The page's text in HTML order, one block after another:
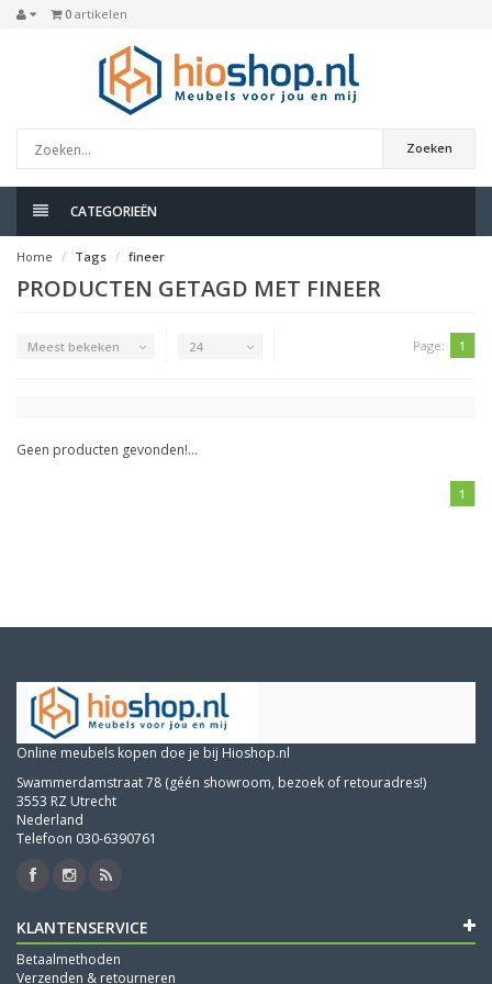
0 artikelen
Zoeken
CATEGORIEËN
Home Tags fineer
PRODUCTEN GETAGD MET FINEER
Meest bekeken 24 Page: 1
Geen producten gevonden!...
1
Online meubels kopen doe je bij Hioshop.nl
Swammerdamstraat 78 (géén showroom, bezoek of retouradres!)
3553 RZ Utrecht
Nederland
Telefoon 030-6390761
KLANTENSERVICE
Betaalmethoden
Verzenden & retourneren